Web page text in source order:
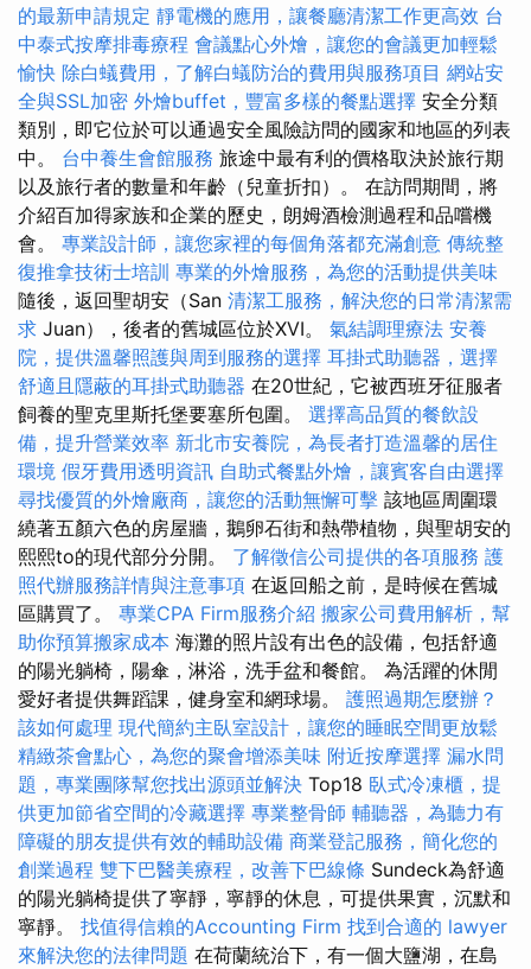
的最新申請規定 靜電機的應用，讓餐廳清潔工作更高效 台
中泰式按摩排毒療程 會議點心外燴，讓您的會議更加輕鬆
愉快 除白蟻費用，了解白蟻防治的費用與服務項目 網站安
全與SSL加密 外燴buffet，豐富多樣的餐點選擇 安全分類
類別，即它位於可以通過安全風險訪問的國家和地區的列表
中。 台中養生會館服務 旅途中最有利的價格取決於旅行期
以及旅行者的數量和年齡（兒童折扣）。 在訪問期間，將
介紹百加得家族和企業的歷史，朗姆酒檢測過程和品嚐機
會。 專業設計師，讓您家裡的每個角落都充滿創意 傳統整
復推拿技術士培訓 專業的外燴服務，為您的活動提供美味
隨後，返回聖胡安（San 清潔工服務，解決您的日常清潔需
求 Juan），後者的舊城區位於XVI。 氣結調理療法 安養
院，提供溫馨照護與周到服務的選擇 耳掛式助聽器，選擇
舒適且隱蔽的耳掛式助聽器 在20世紀，它被西班牙征服者
飼養的聖克里斯托堡要塞所包圍。 選擇高品質的餐飲設
備，提升營業效率 新北市安養院，為長者打造溫馨的居住
環境 假牙費用透明資訊 自助式餐點外燴，讓賓客自由選擇
尋找優質的外燴廠商，讓您的活動無懈可擊 該地區周圍環
繞著五顏六色的房屋牆，鵝卵石街和熱帶植物，與聖胡安的
熙熙to的現代部分分開。 了解徵信公司提供的各項服務 護
照代辦服務詳情與注意事項 在返回船之前，是時候在舊城
區購買了。 專業CPA Firm服務介紹 搬家公司費用解析，幫
助你預算搬家成本 海灘的照片設有出色的設備，包括舒適
的陽光躺椅，陽傘，淋浴，洗手盆和餐館。 為活躍的休閒
愛好者提供舞蹈課，健身室和網球場。 護照過期怎麼辦？
該如何處理 現代簡約主臥室設計，讓您的睡眠空間更放鬆
精緻茶會點心，為您的聚會增添美味 附近按摩選擇 漏水問
題，專業團隊幫您找出源頭並解決 Top18 臥式冷凍櫃，提
供更加節省空間的冷藏選擇 專業整骨師 輔聽器，為聽力有
障礙的朋友提供有效的輔助設備 商業登記服務，簡化您的
創業過程 雙下巴醫美療程，改善下巴線條 Sundeck為舒適
的陽光躺椅提供了寧靜，寧靜的休息，可提供果實，沉默和
寧靜。 找值得信賴的Accounting Firm 找到合適的 lawyer
來解決您的法律問題 在荷蘭統治下，有一個大鹽湖，在島